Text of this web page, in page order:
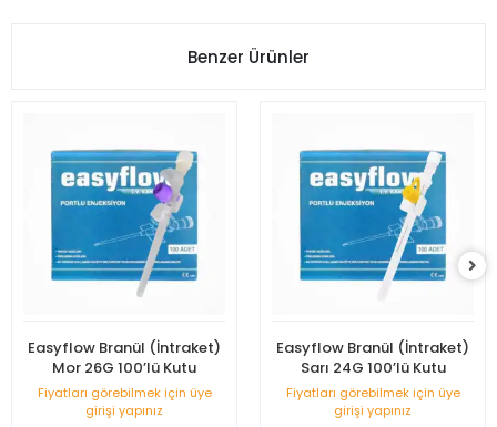
Benzer Ürünler
Easyflow Branül (İntraket)
Mor 26G 100’lü Kutu
Fiyatları görebilmek için üye
girişi yapınız
Easyflow Branül (İntraket)
Sarı 24G 100’lü Kutu
Fiyatları görebilmek için üye
girişi yapınız